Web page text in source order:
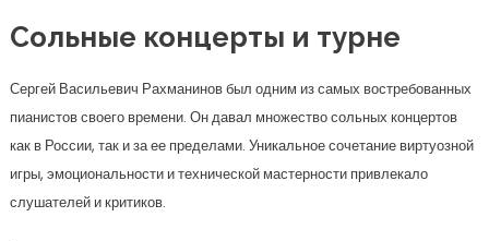
Сольные концерты и турне
Сергей Васильевич Рахманинов был одним из самых востребованных
пианистов своего времени. Он давал множество сольных концертов
как в России, так и за ее пределами. Уникальное сочетание виртуозной
игры, эмоциональности и технической мастерности привлекало
слушателей и критиков.